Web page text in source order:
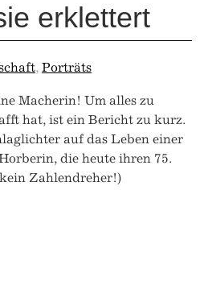
erklettert
, Porträts
Macherin! Um alles zu
hat, ist ein Bericht zu kurz.
auf das Leben einer
die heute ihren 75.
Zahlendreher!)